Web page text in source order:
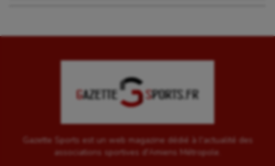
Gazette Sports est un web magazine dédié à l'actualité des
associations sportives d'Amiens Métropole.